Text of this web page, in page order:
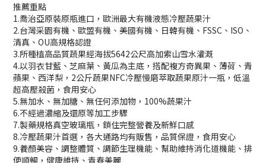
推薦重點
1.喬治亞原裝原瓶進口，歐洲最大有機液態冷壓蔬果汁
2.台灣采園有機、歐盟有機、美國有機、日韓有機、FSSC、ISO、
清真、OU高規格認證
3.所種植高品質蔬果經海拔5642公尺高加索山雪水灌溉
4.以羽衣甘藍、芝麻葉、黃瓜為主底，搭配複方奇異果、薄荷、青
蘋果、西洋梨，2公斤蔬果NFC冷壓慢磨萃取蔬果原汁一瓶，低溫
超高壓殺菌，食用安心
5.無加水、無加糖、無任何添加物，100%蔬果汁
6.不經過濃縮及還原等加工步驟
7.製藥規格真空玻璃瓶，鎖住完整營養及新鮮口感
8.冷壓蔬果汁首選，各大通路均有販售，品質保證，食用安心
9.養顏美容、調整體質、調節生理機能、幫助維持消化道機能、排
便順暢，健康維持、青春美麗